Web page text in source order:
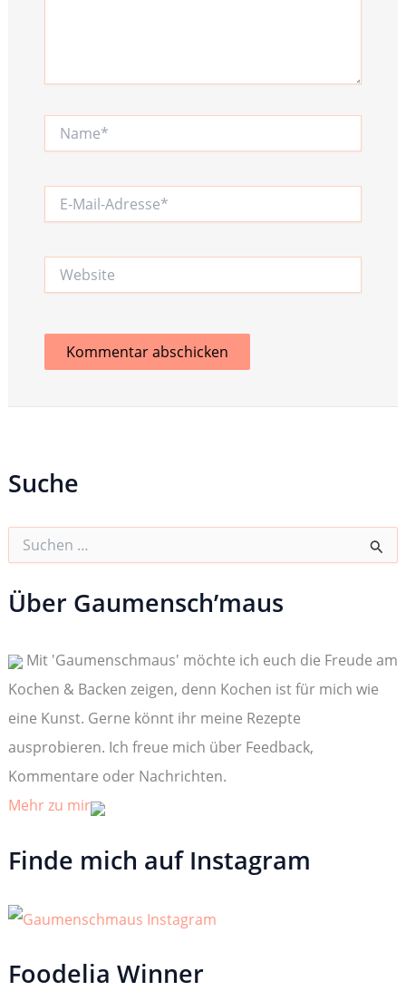
Mail-
Website
Suche
h
e
a
h
:
Über Gaumensch’maus
Mit 'Gaumenschmaus' möchte ich euch die Freude am
Kochen & Backen zeigen, denn Kochen ist für mich wie
eine Kunst. Gerne könnt ihr meine Rezepte
ausprobieren. Ich freue mich über Feedback,
Kommentare oder Nachrichten.
Mehr zu mir
Finde mich auf Instagram
Foodelia Winner